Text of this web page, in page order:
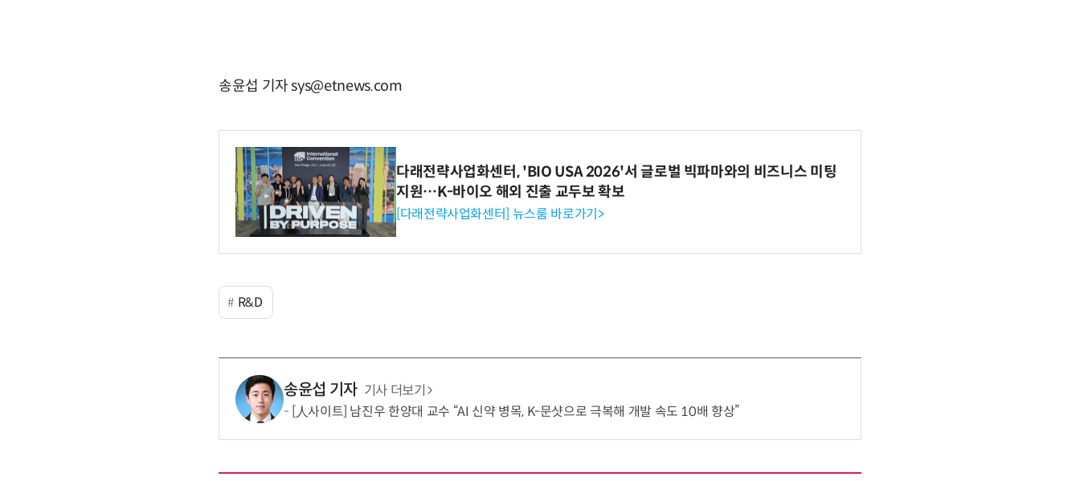
송윤섭 기자 sys@etnews.com
다래전략사업화센터, 'BIO USA 2026'서 글로벌 빅파마와의 비즈니스 미팅
지원…K-바이오 해외 진출 교두보 확보
[다래전략사업화센터] 뉴스룸 바로가기>
R&D
송윤섭 기자 기사 더보기
[人사이트] 남진우 한양대 교수 “AI 신약 병목, K-문샷으로 극복해 개발 속도 10배 향상”